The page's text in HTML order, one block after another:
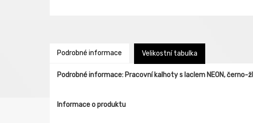
Podrobné informace Velikostní tabulka
Podrobné informace: Pracovní kalhoty s laclem NEON, černo-
Informace o produktu